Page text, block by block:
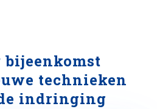
bijeenkomst
technieken
indringing